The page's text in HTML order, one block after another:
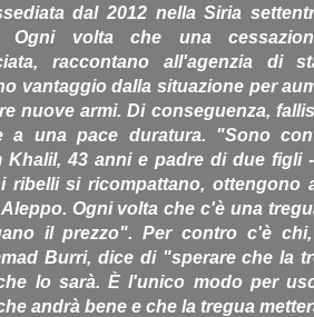
dal 2012 nella Siria
Ogni volta che una
raccontano all'agenzia di
vantaggio dalla situazione per
nuove armi. Di conseguenza,
a una pace duratura. "Sono
Khalil, 43 anni e padre di due figli
ribelli si ricompattano, ottengono
Ogni volta che c'è una
il prezzo". Per contro c'è
Burri, dice di "sperare che la
lo sarà. È l'unico modo per
andrà bene e che la tregua